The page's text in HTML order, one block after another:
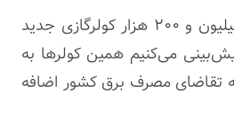
به گفته وی سالانه ۱ میلیون و ۲۰۰ هزار کولرگازی جدید
می‌کنیم همین کولرها به
مگاوات به تقاضای مصرف برق کشور اضافه